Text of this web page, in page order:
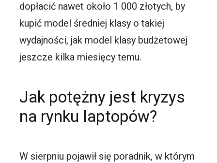
dopłacić nawet około 1 000 złotych, by
kupić model średniej klasy o takiej
wydajności, jak model klasy budżetowej
jeszcze kilka miesięcy temu.
Jak potężny jest kryzys
na rynku laptopów?
W sierpniu pojawił się poradnik, w którym